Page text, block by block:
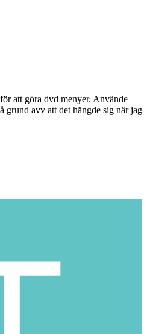
att göra dvd menyer. Använde
grund avv att det hängde sig när jag